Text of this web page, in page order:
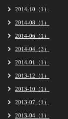
2014-10（1）
2014-08（1）
2014-06（1）
2014-04（3）
2014-01（1）
2013-12（1）
2013-10（1）
2013-07（1）
2013-04（1）